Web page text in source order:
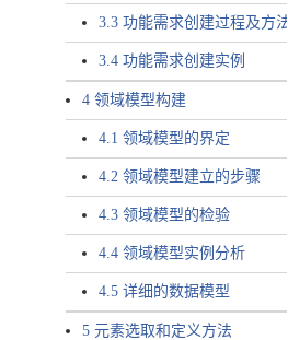
3.3 功能需求创建过程及方法
3.4 功能需求创建实例
4 领域模型构建
4.1 领域模型的界定
4.2 领域模型建立的步骤
4.3 领域模型的检验
4.4 领域模型实例分析
4.5 详细的数据模型
5 元素选取和定义方法